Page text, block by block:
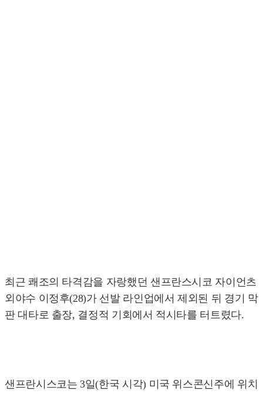
최근 쾌조의 타격감을 자랑했던 샌프란스시코 자이언츠
외야수 이정후(28)가 선발 라인업에서 제외된 뒤 경기 막
판 대타로 출장, 결정적 기회에서 적시타를 터트렸다.
샌프란시스코는 3일(한국 시각) 미국 위스콘신주에 위치